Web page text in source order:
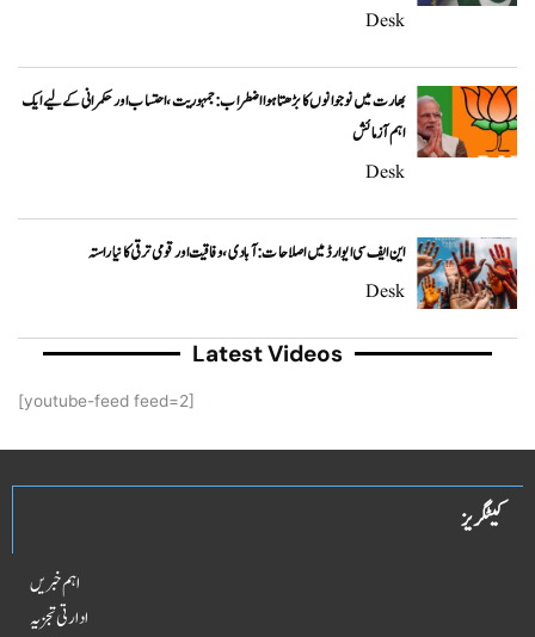
Desk
بھارت میں نوجوانوں کا بڑھتا ہوا اضطراب: جمہوریت، احتساب اور حکمرانی کے لیے ایک
اہم آزمائش
Desk
این ایف سی ایوارڈ میں اصلاحات: آبادی، وفاقیت اور قومی ترقی کا نیا راستہ
Desk
Latest Videos
[youtube-feed feed=2]
کیٹگریز
اہم خبریں
ادارتی تجزیہ